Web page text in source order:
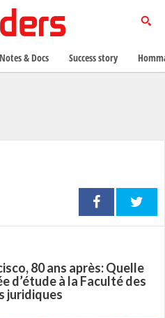
80 ans après: Quelle
d’étude à la Faculté des
juridiques
Notes & Docs Success story